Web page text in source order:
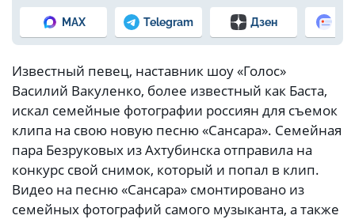
MAX Telegram Дзен
Известный певец, наставник шоу «Голос»
Василий Вакуленко, более известный как Баста,
искал семейные фотографии россиян для съемок
клипа на свою новую песню «Сансара». Семейная
пара Безруковых из Ахтубинска отправила на
конкурс свой снимок, который и попал в клип.
Видео на песню «Сансара» смонтировано из
семейных фотографий самого музыканта, а также